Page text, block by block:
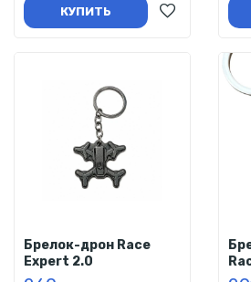
КУПИТЬ
Брелок-дрон Race
Expert 2.0